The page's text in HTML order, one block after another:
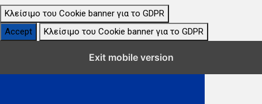
Κλείσιμο του Cookie banner για το GDPR
Accept
Κλείσιμο του Cookie banner για το GDPR
Exit mobile version